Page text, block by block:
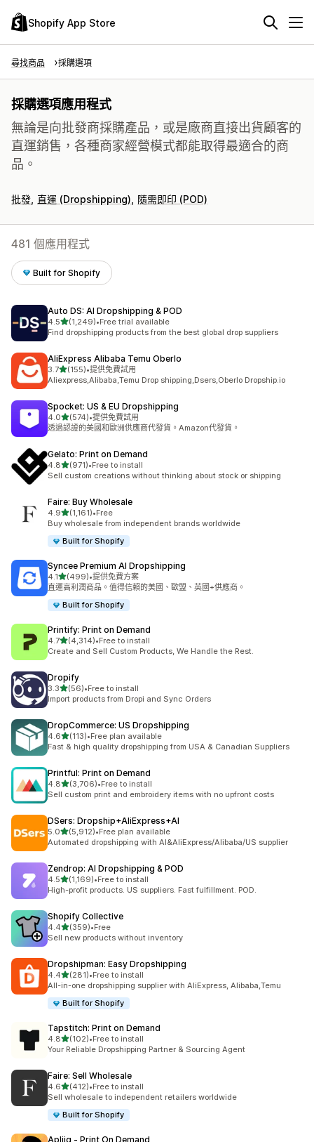
Shopify App Store
尋找商品 採購選項
採購選項應用程式
無論是向批發商採購產品，或是廠商直接出貨顧客的
直運銷售，各種商家經營模式都能取得最適合的商
品。
批發 直運 (Dropshipping) 隨需即印 (POD)
481 個應用程式
Built for Shopify
Auto DS: AI Dropshipping & POD
4.5滿分 5 顆星
(1,249)
共有 1249 則評價
•Free trial available
Find dropshipping products from the best global drop suppliers
AliExpress Alibaba Temu Oberlo
3.7滿分 5 顆星
(155)
共有 155 則評價
•提供免費試用
Aliexpress,Alibaba,Temu Drop shipping,Dsers,Oberlo Dropship.io
Spocket: US & EU Dropshipping
4.0滿分 5 顆星
(574)
共有 574 則評價
•提供免費試用
透過認證的美國和歐洲供應商代發貨。Amazon代發貨。
Gelato: Print on Demand
4.8滿分 5 顆星
(971)
共有 971 則評價
•Free to install
Sell custom creations without thinking about stock or shipping
Faire: Buy Wholesale
4.9滿分 5 顆星
(1,161)
共有 1161 則評價
•Free
Buy wholesale from independent brands worldwide
Built for Shopify
Syncee Premium AI Dropshipping
4.1滿分 5 顆星
(499)
共有 499 則評價
•提供免費方案
直運高利潤商品。值得信賴的美國、歐盟、英國+供應商。
Built for Shopify
Printify: Print on Demand
4.7滿分 5 顆星
(4,314)
共有 4314 則評價
•Free to install
Create and Sell Custom Products, We Handle the Rest.
Dropify
3.3滿分 5 顆星
(56)
共有 56 則評價
•Free to install
Import products from Dropi and Sync Orders
DropCommerce: US Dropshipping
4.6滿分 5 顆星
(113)
共有 113 則評價
•Free plan available
Fast & high quality dropshipping from USA & Canadian Suppliers
Printful: Print on Demand
4.8滿分 5 顆星
(3,706)
共有 3706 則評價
•Free to install
Sell custom print and embroidery items with no upfront costs
DSers: Dropship+AliExpress+AI
5.0滿分 5 顆星
(5,912)
共有 5912 則評價
•Free plan available
Automated dropshipping with AI&AliExpress/Alibaba/US supplier
Zendrop: AI Dropshipping & POD
4.5滿分 5 顆星
(1,169)
共有 1169 則評價
•Free to install
High-profit products. US suppliers. Fast fulfillment. POD.
Shopify Collective
4.4滿分 5 顆星
(359)
共有 359 則評價
•Free
Sell new products without inventory
Dropshipman: Easy Dropshipping
4.4滿分 5 顆星
(281)
共有 281 則評價
•Free to install
All-in-one dropshipping supplier with AliExpress, Alibaba,Temu
Built for Shopify
Tapstitch: Print on Demand
4.8滿分 5 顆星
(102)
共有 102 則評價
•Free to install
Your Reliable Dropshipping Partner & Sourcing Agent
Faire: Sell Wholesale
4.6滿分 5 顆星
(412)
共有 412 則評價
•Free to install
Sell wholesale to independent retailers worldwide
Built for Shopify
Apliiq ‑ Print On Demand